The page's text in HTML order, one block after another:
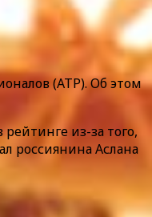
(АТР). Об этом
из-за того,
россиянина Аслана